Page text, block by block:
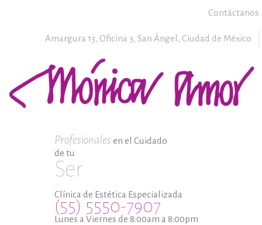
Contáctanos
Amargura 13, Oficina 3, San Ángel, Ciudad de México
Profesionales en el Cuidado
de tu
Ser
Clínica de Estética Especializada
(55) 5550-7907
Lunes a Viernes de 8:00am a 8:00pm